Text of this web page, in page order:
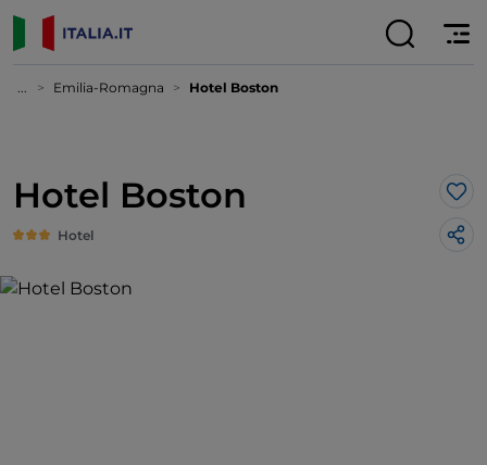
... Emilia-Romagna Hotel Boston
Hotel Boston
Hotel